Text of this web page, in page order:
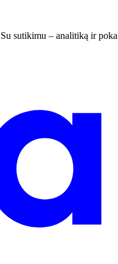
sutikimu – analitiką ir